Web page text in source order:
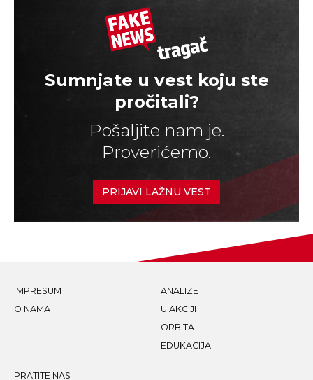
Sumnjate u vest koju ste
pročitali?
Pošaljite nam je.
Proverićemo.
PRIJAVI LAŽNU VEST
IMPRESUM
O NAMA
ANALIZE
U AKCIJI
ORBITA
EDUKACIJA
PRATITE NAS